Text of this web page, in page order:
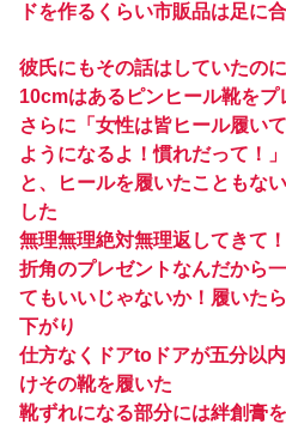
ドを作るくらい市販品は足に
彼氏にもその話はしていたの
10cmはあるピンヒール靴をプ
さらに「女性は皆ヒール履い
ようになるよ！慣れだって！」
と、ヒールを履いたこともな
した
無理無理絶対無理返してきて
折角のプレゼントなんだから
てもいいじゃないか！履いた
下がり
仕方なくドアtoドアが五分以
けその靴を履いた
靴ずれになる部分には絆創膏